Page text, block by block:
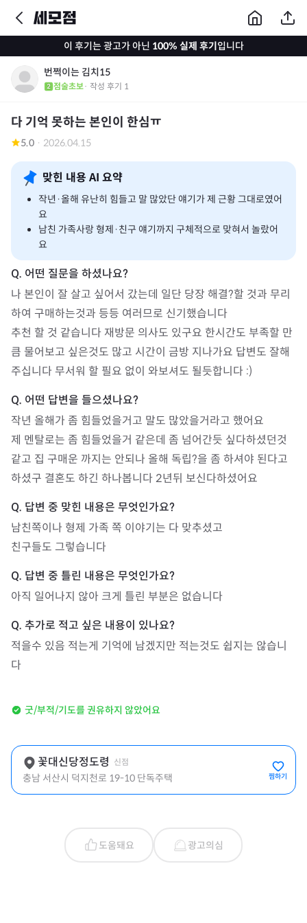
이 후기는 광고가 아닌 100% 실제 후기입니다
번쩍이는 김치15
점술초보· 작성 후기 1
다 기억 못하는 본인이 한심ㅠ
5.0 · 2026.04.15
맞힌 내용 AI 요약
작년·올해 유난히 힘들고 말 많았단 얘기가 제 근황 그대로였어
요
남친 가족사랑 형제·친구 얘기까지 구체적으로 맞혀서 놀랐어
요
나 본인이 잘 살고 싶어서 갔는데 일단 당장 해결?할 것과 무리
하여 구매하는것과 등등 여러므로 신기했습니다
추천 할 것 같습니다 재방문 의사도 있구요 한시간도 부족할 만
큼 물어보고 싶은것도 많고 시간이 금방 지나가요 답변도 잘해
주십니다 무서워 할 필요 없이 와보셔도 될듯합니다 :)
작년 올해가 좀 힘들었을거고 말도 많았을거라고 했어요
제 멘탈로는 좀 힘들었을거 같은데 좀 넘어간듯 싶다하셨던것
같고 집 구매운 까지는 안되나 올해 독립?을 좀 하셔야 된다고
하셨구 결혼도 하긴 하나봅니다 2년뒤 보신다하셨어요
남친쪽이나 형제 가족 쪽 이야기는 다 맞추셨고
친구들도 그렇습니다
아직 일어나지 않아 크게 틀린 부분은 없습니다
적을수 있음 적는게 기억에 남겠지만 적는것도 쉽지는 않습니
다
굿/부적/기도를 권유하지 않았어요
꽃대신당정도령 신점
충남 서산시 덕지천로 19-10 단독주택 찜하기
도움돼요 광고의심